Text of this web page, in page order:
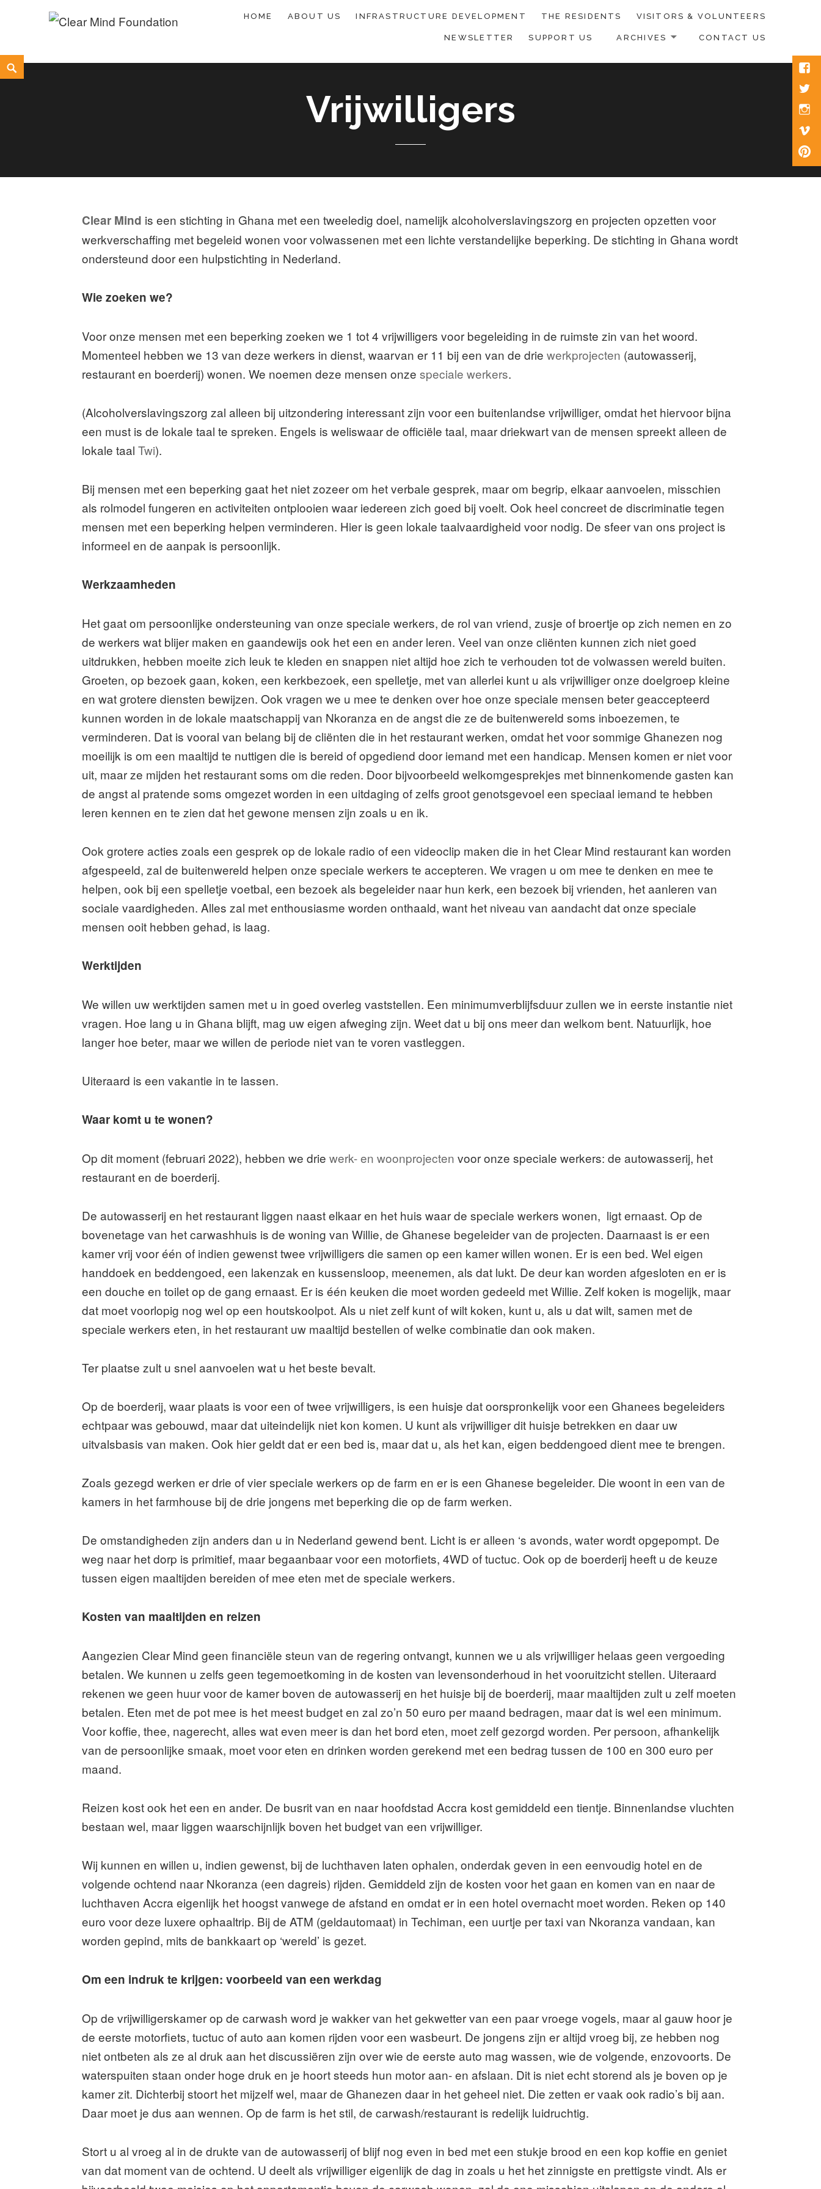
HOME ABOUT US INFRASTRUCTURE DEVELOPMENT THE RESIDENTS VISITORS & VOLUNTEERS
NEWSLETTER SUPPORT US ARCHIVES CONTACT US
Search
Vrijwilligers
Clear Mind is een stichting in Ghana met een tweeledig doel, namelijk alcoholverslavingszorg en projecten opzetten voor
werkverschaffing met begeleid wonen voor volwassenen met een lichte verstandelijke beperking. De stichting in Ghana wordt
ondersteund door een hulpstichting in Nederland.
Wie zoeken we?
Voor onze mensen met een beperking zoeken we 1 tot 4 vrijwilligers voor begeleiding in de ruimste zin van het woord.
Momenteel hebben we 13 van deze werkers in dienst, waarvan er 11 bij een van de driewerkprojecten (autowasserij,
restaurant en boerderij) wonen. We noemen deze mensen onzespeciale werkers.
(Alcoholverslavingszorg zal alleen bij uitzondering interessant zijn voor een buitenlandse vrijwilliger, omdat het hiervoor bijna
een must is de lokale taal te spreken. Engels is weliswaar de officiële taal, maar driekwart van de mensen spreekt alleen de
lokale taalTwi).
Bij mensen met een beperking gaat het niet zozeer om het verbale gesprek, maar om begrip, elkaar aanvoelen, misschien
als rolmodel fungeren en activiteiten ontplooien waar iedereen zich goed bij voelt. Ook heel concreet de discriminatie tegen
mensen met een beperking helpen verminderen. Hier is geen lokale taalvaardigheid voor nodig. De sfeer van ons project is
informeel en de aanpak is persoonlijk.
Werkzaamheden
Het gaat om persoonlijke ondersteuning van onze speciale werkers, de rol van vriend, zusje of broertje op zich nemen en zo
de werkers wat blijer maken en gaandewijs ook het een en ander leren. Veel van onze cliënten kunnen zich niet goed
uitdrukken, hebben moeite zich leuk te kleden en snappen niet altijd hoe zich te verhouden tot de volwassen wereld buiten.
Groeten, op bezoek gaan, koken, een kerkbezoek, een spelletje, met van allerlei kunt u als vrijwilliger onze doelgroep kleine
en wat grotere diensten bewijzen. Ook vragen we u mee te denken over hoe onze speciale mensen beter geaccepteerd
kunnen worden in de lokale maatschappij van Nkoranza en de angst die ze de buitenwereld soms inboezemen, te
verminderen. Dat is vooral van belang bij de cliënten die in het restaurant werken, omdat het voor sommige Ghanezen nog
moeilijk is om een maaltijd te nuttigen die is bereid of opgediend door iemand met een handicap. Mensen komen er niet voor
uit, maar ze mijden het restaurant soms om die reden. Door bijvoorbeeld welkomgesprekjes met binnenkomende gasten kan
de angst al pratende soms omgezet worden in een uitdaging of zelfs groot genotsgevoel een speciaal iemand te hebben
leren kennen en te zien dat het gewone mensen zijn zoals u en ik.
Ook grotere acties zoals een gesprek op de lokale radio of een videoclip maken die in het Clear Mind restaurant kan worden
afgespeeld, zal de buitenwereld helpen onze speciale werkers te accepteren. We vragen u om mee te denken en mee te
helpen, ook bij een spelletje voetbal, een bezoek als begeleider naar hun kerk, een bezoek bij vrienden, het aanleren van
sociale vaardigheden. Alles zal met enthousiasme worden onthaald, want het niveau van aandacht dat onze speciale
mensen ooit hebben gehad, is laag.
Werktijden
We willen uw werktijden samen met u in goed overleg vaststellen. Een minimumverblijfsduur zullen we in eerste instantie niet
vragen. Hoe lang u in Ghana blijft, mag uw eigen afweging zijn. Weet dat u bij ons meer dan welkom bent. Natuurlijk, hoe
langer hoe beter, maar we willen de periode niet van te voren vastleggen.
Uiteraard is een vakantie in te lassen.
Waar komt u te wonen?
Op dit moment (februari 2022), hebben we driewerk- en woonprojecten voor onze speciale werkers: de autowasserij, het
restaurant en de boerderij.
De autowasserij en het restaurant liggen naast elkaar en het huis waar de speciale werkers wonen, ligt ernaast. Op de
bovenetage van het carwashhuis is de woning van Willie, de Ghanese begeleider van de projecten. Daarnaast is er een
kamer vrij voor één of indien gewenst twee vrijwilligers die samen op een kamer willen wonen. Er is een bed. Wel eigen
handdoek en beddengoed, een lakenzak en kussensloop, meenemen, als dat lukt. De deur kan worden afgesloten en er is
een douche en toilet op de gang ernaast. Er is één keuken die moet worden gedeeld met Willie. Zelf koken is mogelijk, maar
dat moet voorlopig nog wel op een houtskoolpot. Als u niet zelf kunt of wilt koken, kunt u, als u dat wilt, samen met de
speciale werkers eten, in het restaurant uw maaltijd bestellen of welke combinatie dan ook maken.
Ter plaatse zult u snel aanvoelen wat u het beste bevalt.
Op de boerderij, waar plaats is voor een of twee vrijwilligers, is een huisje dat oorspronkelijk voor een Ghanees begeleiders
echtpaar was gebouwd, maar dat uiteindelijk niet kon komen. U kunt als vrijwilliger dit huisje betrekken en daar uw
uitvalsbasis van maken. Ook hier geldt dat er een bed is, maar dat u, als het kan, eigen beddengoed dient mee te brengen.
Zoals gezegd werken er drie of vier speciale werkers op de farm en er is een Ghanese begeleider. Die woont in een van de
kamers in het farmhouse bij de drie jongens met beperking die op de farm werken.
De omstandigheden zijn anders dan u in Nederland gewend bent. Licht is er alleen ‘s avonds, water wordt opgepompt. De
weg naar het dorp is primitief, maar begaanbaar voor een motorfiets, 4WD of tuctuc. Ook op de boerderij heeft u de keuze
tussen eigen maaltijden bereiden of mee eten met de speciale werkers.
Kosten van maaltijden en reizen
Aangezien Clear Mind geen financiële steun van de regering ontvangt, kunnen we u als vrijwilliger helaas geen vergoeding
betalen. We kunnen u zelfs geen tegemoetkoming in de kosten van levensonderhoud in het vooruitzicht stellen. Uiteraard
rekenen we geen huur voor de kamer boven de autowasserij en het huisje bij de boerderij, maar maaltijden zult u zelf moeten
betalen. Eten met de pot mee is het meest budget en zal zo’n 50 euro per maand bedragen, maar dat is wel een minimum.
Voor koffie, thee, nagerecht, alles wat even meer is dan het bord eten, moet zelf gezorgd worden. Per persoon, afhankelijk
van de persoonlijke smaak, moet voor eten en drinken worden gerekend met een bedrag tussen de 100 en 300 euro per
maand.
Reizen kost ook het een en ander. De busrit van en naar hoofdstad Accra kost gemiddeld een tientje. Binnenlandse vluchten
bestaan wel, maar liggen waarschijnlijk boven het budget van een vrijwilliger.
Wij kunnen en willen u, indien gewenst, bij de luchthaven laten ophalen, onderdak geven in een eenvoudig hotel en de
volgende ochtend naar Nkoranza (een dagreis) rijden. Gemiddeld zijn de kosten voor het gaan en komen van en naar de
luchthaven Accra eigenlijk het hoogst vanwege de afstand en omdat er in een hotel overnacht moet worden. Reken op 140
euro voor deze luxere ophaaltrip. Bij de ATM (geldautomaat) in Techiman, een uurtje per taxi van Nkoranza vandaan, kan
worden gepind, mits de bankkaart op ‘wereld’ is gezet.
Om een indruk te krijgen: voorbeeld van een werkdag
Op de vrijwilligerskamer op de carwash word je wakker van het gekwetter van een paar vroege vogels, maar al gauw hoor je
de eerste motorfiets, tuctuc of auto aan komen rijden voor een wasbeurt. De jongens zijn er altijd vroeg bij, ze hebben nog
niet ontbeten als ze al druk aan het discussiëren zijn over wie de eerste auto mag wassen, wie de volgende, enzovoorts. De
waterspuiten staan onder hoge druk en je hoort steeds hun motor aan- en afslaan. Dit is niet echt storend als je boven op je
kamer zit. Dichterbij stoort het mijzelf wel, maar de Ghanezen daar in het geheel niet. Die zetten er vaak ook radio’s bij aan.
Daar moet je dus aan wennen. Op de farm is het stil, de carwash/restaurant is redelijk luidruchtig.
Stort u al vroeg al in de drukte van de autowasserij of blijf nog even in bed met een stukje brood en een kop koffie en geniet
van dat moment van de ochtend. U deelt als vrijwilliger eigenlijk de dag in zoals u het het zinnigste en prettigste vindt. Als er